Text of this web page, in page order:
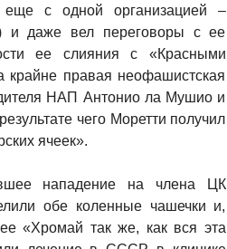
еще с одной организацией –
и даже вел переговоры с ее
ее слияния с «Красными
крайне правая неофашистская
НАП Антонио ла Мушио и
чего Моретти получил
ячеек».
нападение на члена ЦК
обе коленные чашечки и,
«Хромай так же, как вся эта